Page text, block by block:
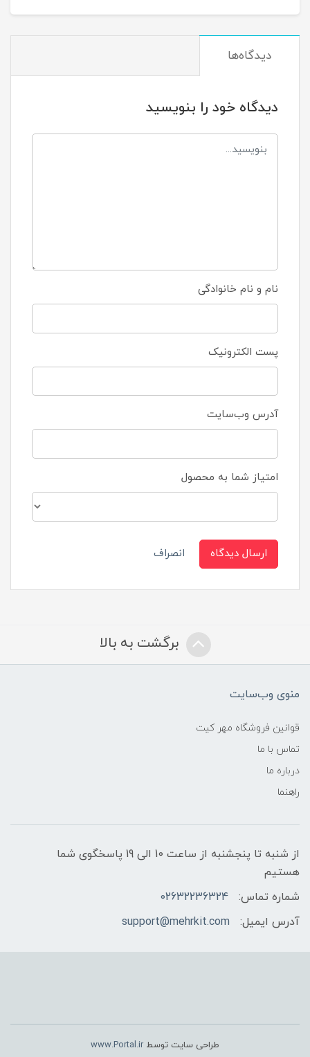
دیدگاه‌ها
دیدگاه خود را بنویسید
نام و نام خانوادگی
پست الکترونیک
آدرس وب‌سایت
امتیاز شما به محصول
ارسال دیدگاه انصراف
برگشت به بالا
منوی وب‌سایت
قوانین فروشگاه مهر کیت
تماس با ما
درباره ما
راهنما
از شنبه تا پنجشنبه از ساعت 10 الی 19 پاسخگوی شما
هستیم
شماره تماس:
02632236324
آدرس ایمیل:
support@mehrkit.com
طراحی سایت توسط www.Portal.ir